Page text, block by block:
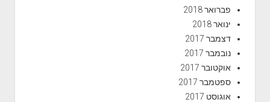
פברואר 2018
ינואר 2018
דצמבר 2017
נובמבר 2017
אוקטובר 2017
ספטמבר 2017
אוגוסט 2017